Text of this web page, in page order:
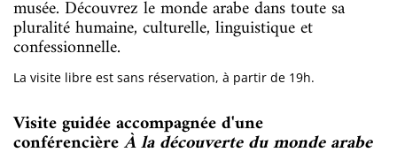
musée. Découvrez le monde arabe dans toute sa
pluralité humaine, culturelle, linguistique et
confessionnelle.
La visite libre est sans réservation, à partir de 19h.
Visite guidée accompagnée d'une
conférencièreÀ la découverte du monde arabe